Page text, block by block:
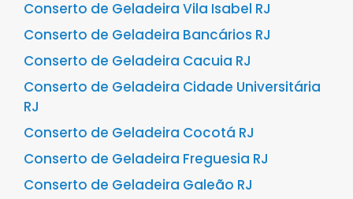
Conserto de Geladeira Vila Isabel RJ
Conserto de Geladeira Bancários RJ
Conserto de Geladeira Cacuia RJ
Conserto de Geladeira Cidade Universitária
RJ
Conserto de Geladeira Cocotá RJ
Conserto de Geladeira Freguesia RJ
Conserto de Geladeira Galeão RJ